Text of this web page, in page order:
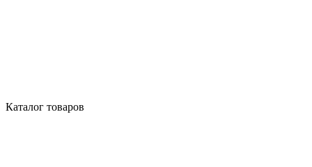
Каталог товаров